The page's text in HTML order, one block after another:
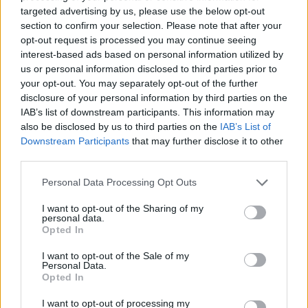
targeted advertising by us, please use the below opt-out
section to confirm your selection. Please note that after your
opt-out request is processed you may continue seeing
interest-based ads based on personal information utilized by
us or personal information disclosed to third parties prior to
your opt-out. You may separately opt-out of the further
disclosure of your personal information by third parties on the
IAB’s list of downstream participants. This information may
also be disclosed by us to third parties on the IAB’s List of
Downstream Participants that may further disclose it to other
Please note that this website/app uses one or more Google
not limited to your visit or usage behaviour. You may click to
grant or deny consent to Google and its third-party tags to
use your data for below specified purposes in below Google
consent section.
Personal Data Processing Opt Outs
I want to opt-out of the Sharing of my
personal data.
Opted In
I want to opt-out of the Sale of my
Personal Data.
Opted In
I want to opt-out of processing my
SOME GOOD FIRST EFFORTS COMING
IN! 💨#AUSTRALIANGP🇦🇺
PIC.TWITTER.COM/YEULZUWFXD
— MOTOGP™🏁 (@MOTOGP)
OCTOBER 19, 2024
Almansa aztán feljött a második helyre, de csak
megelőzte. Ezt követően tovább javított az idején, de a
pozícióján nem, ami azért volt rossz hír neki, mert aztán az
valószínűsíthető volt, hogy nem fog továbbjutni.
THAT COULD BE DAVID ALMANSA'S